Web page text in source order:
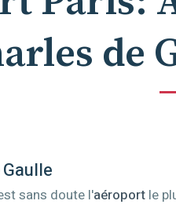
de
sans doute l'aéroport le